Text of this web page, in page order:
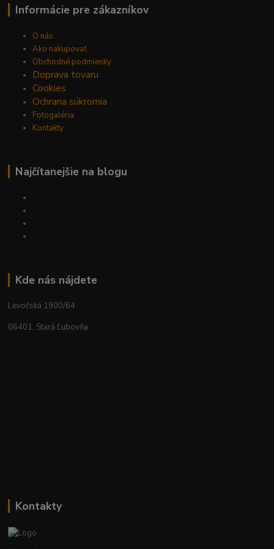
Informácie pre zákazníkov
O nás
Ako nakupovať
Obchodné podmienky
Doprava tovaru
Cookies
Ochrana súkromia
Fotogaléria
Kontakty
Najčítanejšie na blogu
Kde nás nájdete
Levočská 1900/64
06401, Stará Ľubovňa
Kontakty